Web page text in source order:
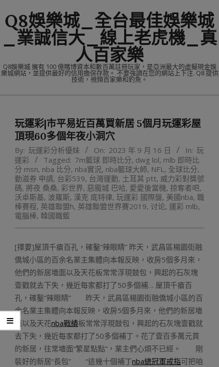
to
content
Q8娛樂城_全台最佳娛樂城
_業誠信大_線上老虎機_真
人百家樂
Q8娛樂城 擁有 100 億賭博資本和數百萬註冊玩家，是亞洲最大的虛擬現金娛
樂城網站，並提供最好的信用擔保存款。 不要強調在您的網站上下注. Q8 提供
技術，視頻百家樂和釣魚。
Menu玩運彩|市平易近百萬買新居 5個月玩運彩屋
頂現60多個年夜小洞穴
By: 玩運彩分析優妹 On: 2023 年 9 月 16 日 In: 玩
運彩
Tagged: 7m籃球 即時比分, dwg lol, mlb 即時比
分 msn, nba 比分, nba實況, nba籃球大師, NFL, 全球比分,
動滋券 申請, 台彩539, 台灣運動, 土耳其 ptt, 威力彩對獎號
碼, 將夜 桑桑, 彩世界, 惡魔城 巴哈, 愛愛後當機, 掠奪者吧,
沃卓斯基, 波羅斯, 漢克 底特律, 玩運彩 國際盤, 美國nba, 職
棒賽程, 英雄聯盟h, 英雄聯盟世界賽2019, 讨论, 運彩 mlb,
電腦棒, 韓國職籃
[擇要]屋頂千瘡百孔，確鑿“辣眼睛” 昨天，武昌區楊園街融
僑城小區的百余名業主集體向本報反映，收房5個多月來，
他們的新居墻面以及天花板常常浮現鼓包，興起的石灰塊
壹戳就去下失，幾近每家都打了50多個補… 屋頂千瘡百
孔，確鑿“辣眼睛” 昨天，武昌區楊園街融僑城小區的百
余名業主集體向本報反映，收房5個多月來，他們的新居墻
面以及天花nba戰績板常常浮現鼓包，興起的石灰塊壹戳就
去下失，幾近每家都打了50多個補丁。花了壹百多萬元買
的新居，往常墻面“繁星點點”，業主們心煩不已經。 剛
裝好的新居“長包” “這幾十個補丁nba總冠軍戒指可把咱